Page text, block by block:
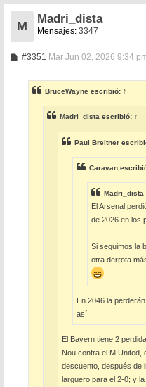
M
Madri_dista
Mensajes: 3347
#3351 M
a
j
e
Mar Jun 02, 2026 9:34
BruceWayne escribió: ↑
Madri_dista escribió: ↑
Paul Breitner
Caravan
Madri_dista
El Arsenal
de 2026 en los
Si seguimos la
otra derrota
En 2046 la
así
El Bayern tiene 2
Nou contra el M.United,
descuento, después de
larguero para el 2-0; y